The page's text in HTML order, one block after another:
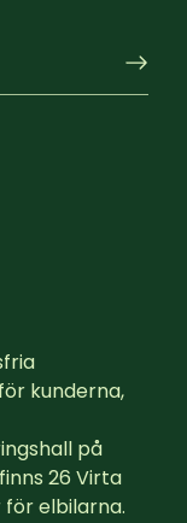
kunderna,
på
26 Virta
elbilarna.